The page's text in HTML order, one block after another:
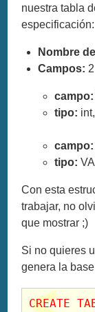
nuestra tabla
especificación:
Nombre
Campos: 2
campo:
tipo:
campo:
tipo:
Con esta
trabajar, no
que mostrar ;)
Si no quieres
genera la
CREATE